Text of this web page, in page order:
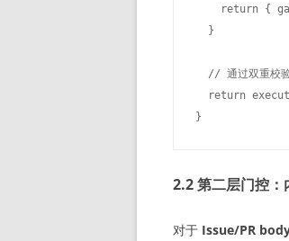
return {
  }
// 通过双重校
return
2.2 第二层门控：
对于 Issue/PR